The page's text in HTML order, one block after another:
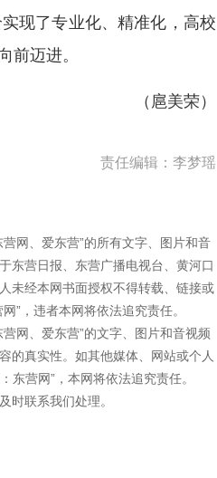
现了专业化、精准化，高校
前迈进。
（扈美荣）
责任编辑：李梦瑶
网、爱东营”的所有文字、图片和音
东营日报、东营广播电视台、黄河口
未经本网书面授权不得转载、链接或
”，违者本网将依法追究责任。
网、爱东营”的文字、图片和音视频
的真实性。如其他媒体、网站或个人
东营网”，本网将依法追究责任。
时联系我们处理。